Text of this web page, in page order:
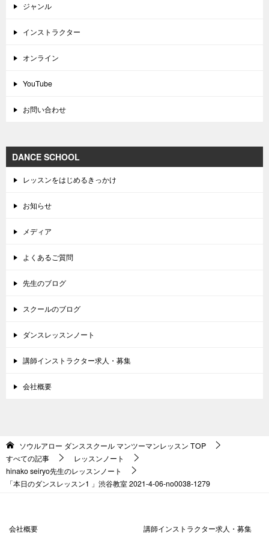
ジャンル
インストラクター
オンライン
YouTube
お問い合わせ
DANCE SCHOOL
レッスンをはじめるきっかけ
お知らせ
メディア
よくあるご質問
先生のブログ
スクールのブログ
ダンスレッスンノート
講師インストラクター求人・募集
会社概要
ソウルアロー ダンススクール マンツーマンレッスン TOP
すべての記事
レッスンノート
hinako seiryo先生のレッスンノート
「本日のダンスレッスン1 」渋谷教室 2021-4-06-no0038-1279
会社概要 講師インストラクター求人・募集